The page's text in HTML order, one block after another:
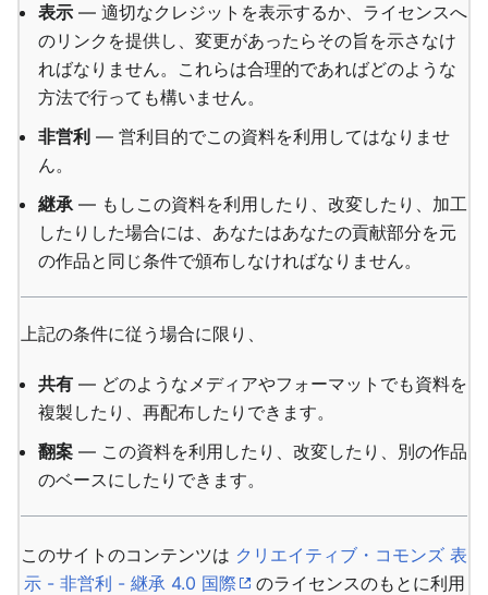
表示 — 適切なクレジットを表示するか、ライセンスへ
のリンクを提供し、変更があったらその旨を示さなけ
ればなりません。これらは合理的であればどのような
方法で行っても構いません。
非営利 — 営利目的でこの資料を利用してはなりませ
ん。
継承— もしこの資料を利用したり、改変したり、加工
したりした場合には、あなたはあなたの貢献部分を元
の作品と同じ条件で頒布しなければなりません。
上記の条件に従う場合に限り、
共有 — どのようなメディアやフォーマットでも資料を
複製したり、再配布したりできます。
翻案 — この資料を利用したり、改変したり、別の作品
のベースにしたりできます。
このサイトのコンテンツは クリエイティブ・コモンズ 表
示 - 非営利 - 継承 4.0 国際
のライセンスのもとに利用